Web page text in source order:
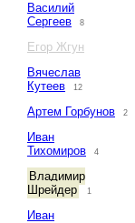
Василий
Сергеев
8
Егор Жгун
Вячеслав
Кутеев
12
Артем Горбунов 2
Иван
Тихомиров
4
Владимир
Шрейдер
1
Иван